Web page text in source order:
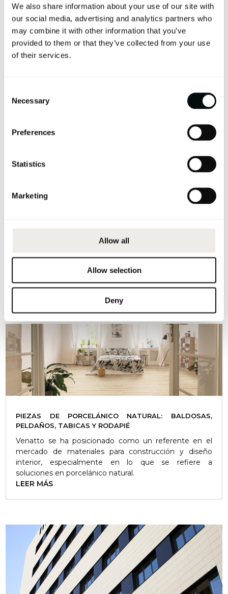
We also share information about your use of our site with
our social media, advertising and analytics partners who
may combine it with other information that you’ve
provided to them or that they’ve collected from your use
of their services.
Selection
Necessary
Preferences
Statistics
Marketing
Allow all
Allow selection
Deny
versatilidad y resistencia. Este material no solo ofrece
una estética moderna y elegante, sino también una
durabilidad excepcional, lo que lo convierte en una
opción ideal tanto para interiores como para exteriores.
LEER MÁS
FABRICACIÓN, TIPOS, VENTAJAS, APLICACIONES,
de interiores y exteriores. Su durabilidad, resistencia y
elección preferida para proyectos arquitectónicos
LEER MÁS
PIEZAS DE PORCELÁNICO NATURAL: BALDOSAS,
PELDAÑOS, TABICAS Y RODAPIÉ
Venatto se ha posicionado como un referente en el
mercado de materiales para construcción y diseño
interior, especialmente en lo que se refiere a
soluciones en porcelánico natural.
LEER MÁS